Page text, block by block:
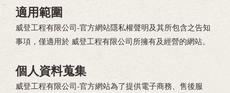
適用範圍
威登工程有限公司-官方網站隱私權聲明及其所包含之告知
事項，僅適用於 威登工程有限公司所擁有及經營的網站。
個人資料蒐集
威登工程有限公司-官方網站為了提供電子商務、售後服